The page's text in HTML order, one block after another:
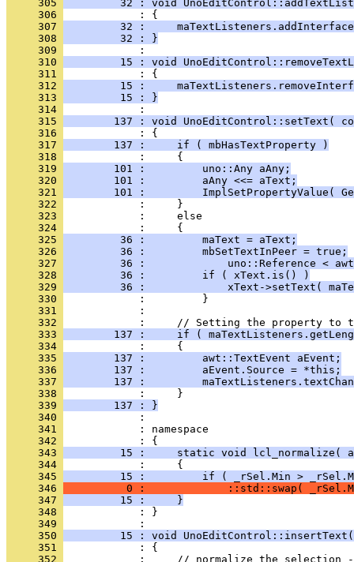
     305
32 : void
     306
     307
32 :
     308
         32 : }
     309
     310
15 : void
     311
     312
15 :
     313
         15 : }
     314
     315
137 : void UnoEditControl::setText(
     316
     317
        137 :     if ( mbHasTextProperty )
     318
     319
        101 :         uno::Any aAny;
     320
        101 :         aAny <<= aText;
     321
101 :         ImplSetPropertyValue(
     322
     323
     324
     325
         36 :         maText = aText;
     326
         36 :         mbSetTextInPeer = true;
     327
36 :             uno::Reference <
     328
         36 :         if ( xText.is() )
     329
36 :             xText->setText(
     330
     331
     332
     333
137 :     if (
     334
     335
        137 :         awt::TextEvent aEvent;
     336
        137 :         aEvent.Source = *this;
     337
137 :
     338
     339
        137 : }
     340
     341
            : namespace
     342
     343
15 :     static void lcl_normalize(
     344
     345
15 :         if ( _rSel.Min >
     346
0 :             ::std::swap(
     347
         15 :     }
     348
            : }
     349
     350
15 : void
     351
     352